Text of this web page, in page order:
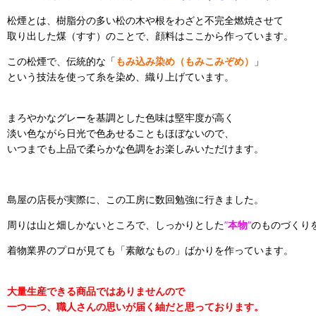
松煙とは、樹脂分の多い松の木や根をわざと不完全燃焼させて
取り出した煤（すす）のことで、顔料はここから作っています。
この松煙で、伝統的な「もみ込み染め（もみこみぞめ）
」
という技法を使って糸を染め、織り上げています。
まろやかなグレーを基調とした色味は堅牢度が高く
淡い色ながら日光で色あせることもほぼないので、
いつまでも上品で柔らかな色調をお楽しみいただけます。
島屋の店長が実際に、この工房に数回勉強に行きました。
周りは山と畑しかないところで、しっかりとした”本物”のものづくり
着物業界のプロが見ても「素敵なもの」ばかりを作っています。
大量生産できる商品ではありませんので
一つ一つ、職人さんの思いが届く 紬だと思っております。